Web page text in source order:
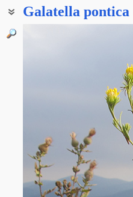
Galatella pontica